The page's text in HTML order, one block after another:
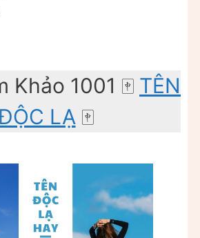
Khảo 1001 ️🀄️ TÊN
LẠ ️🀄️